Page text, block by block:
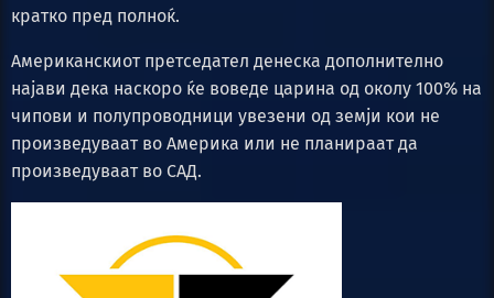
кратко пред полноќ.
Американскиот претседател денеска дополнително
најави дека наскоро ќе воведе царина од околу 100% на
чипови и полупроводници увезени од земји кои не
произведуваат во Америка или не планираат да
произведуваат во САД.